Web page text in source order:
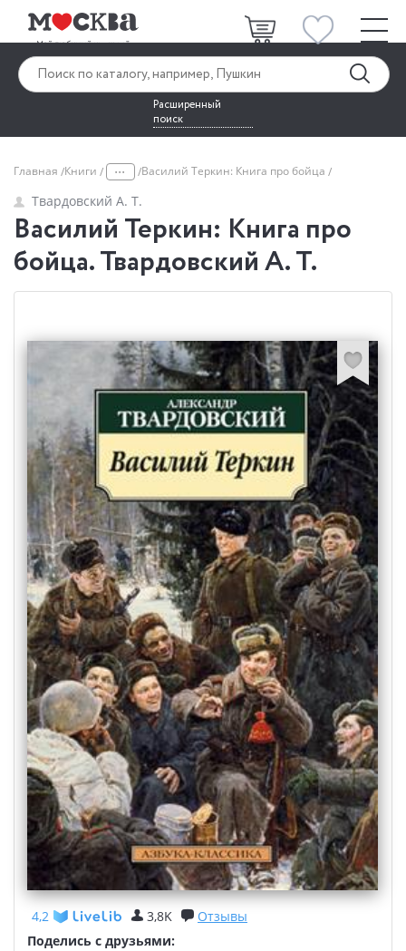
Расширенный
поиск
Главная Книги ... Василий Теркин: Книга про бойца
Твардовский А. Т.
Василий Теркин: Книга про
бойца. Твардовский А. Т.
4,2 3,8K
Отзывы
Поделись с друзьями: